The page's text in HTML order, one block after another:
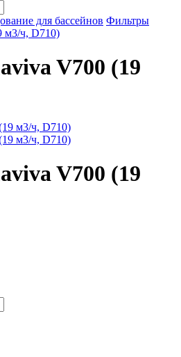
для бассейнов Фильтры
м3/ч, D710)
V700 (19
V700 (19